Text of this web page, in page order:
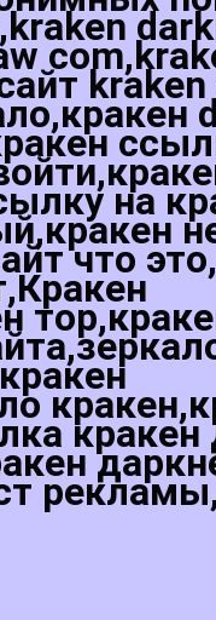
на
что
кракен